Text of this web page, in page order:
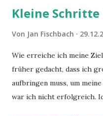
Kleine
Von Jan Fischbach
Wie erreiche ich meine
früher gedacht, dass ich
aufbringen muss, um
war ich nicht erfolgreich.